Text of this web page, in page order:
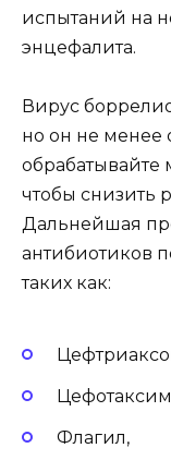
испытаний на
энцефалита.
Вирус
но он не менее
обрабатывайте
чтобы снизить
Дальнейшая
антибиотиков
таких как:
Флагил,